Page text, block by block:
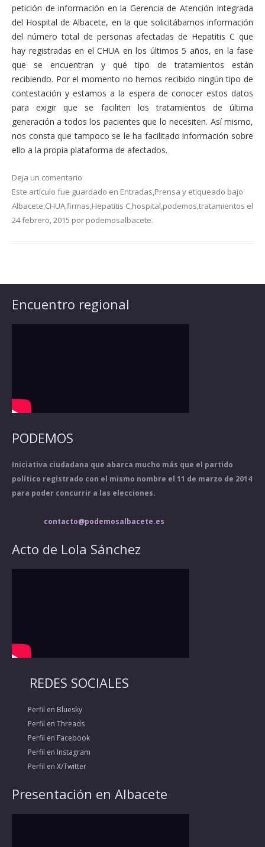
petición de información en la Gerencia de Atención Integrada
del Hospital de Albacete, en la que solicitábamos información
del número total de personas afectadas de Hepatitis C que
hay registradas en el CHUA en los últimos 5 años, en la fase
que se encuentran y qué tipo de tratamientos están
recibiendo. Por el momento no hemos recibido ningún tipo de
contestación y estamos a la espera de conocer estos datos
para exigir que se faciliten los tratamientos de última
generación a todos los pacientes que lo necesiten. Así mismo,
nos consta que tampoco se le ha facilitado información sobre
ello a la propia plataforma de afectados.
Deja un comentario
Este artículo fue guardado en Entradas,Prensa y etiqueado bajo
Albacete,CHUA,firmas,Hepatitis C,hospital,podemos,tratamientos el
24 febrero, 2015 por podemosalbacete.
Encuentro regional
PODEMOS
Iniciativa ciudadana que abarca mucho más que el partido
político registrado con el mismo nombre el 11 de marzo de 2014
para poder concurrir a las elecciones.
contacto@podemosalbacete.es
Acto de Lola Sánchez
REDES SOCIALES
Perfil en Bluesky
Perfil en Threads
Perfil en Facebook
Perfil en Instagram
Perfil en X/Twitter
Presentación en Albacete